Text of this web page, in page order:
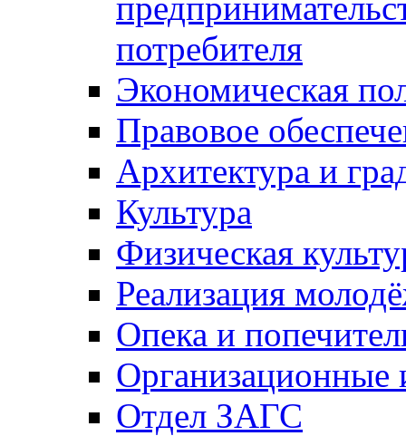
потребителя
Экономическая
Правовое
Архитектура и
Культура
Физическая
Реализация
Опека и
Отдел ЗАГС